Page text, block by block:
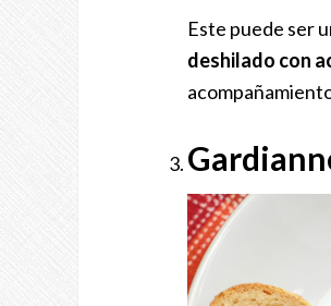
Este puede ser
deshilado con